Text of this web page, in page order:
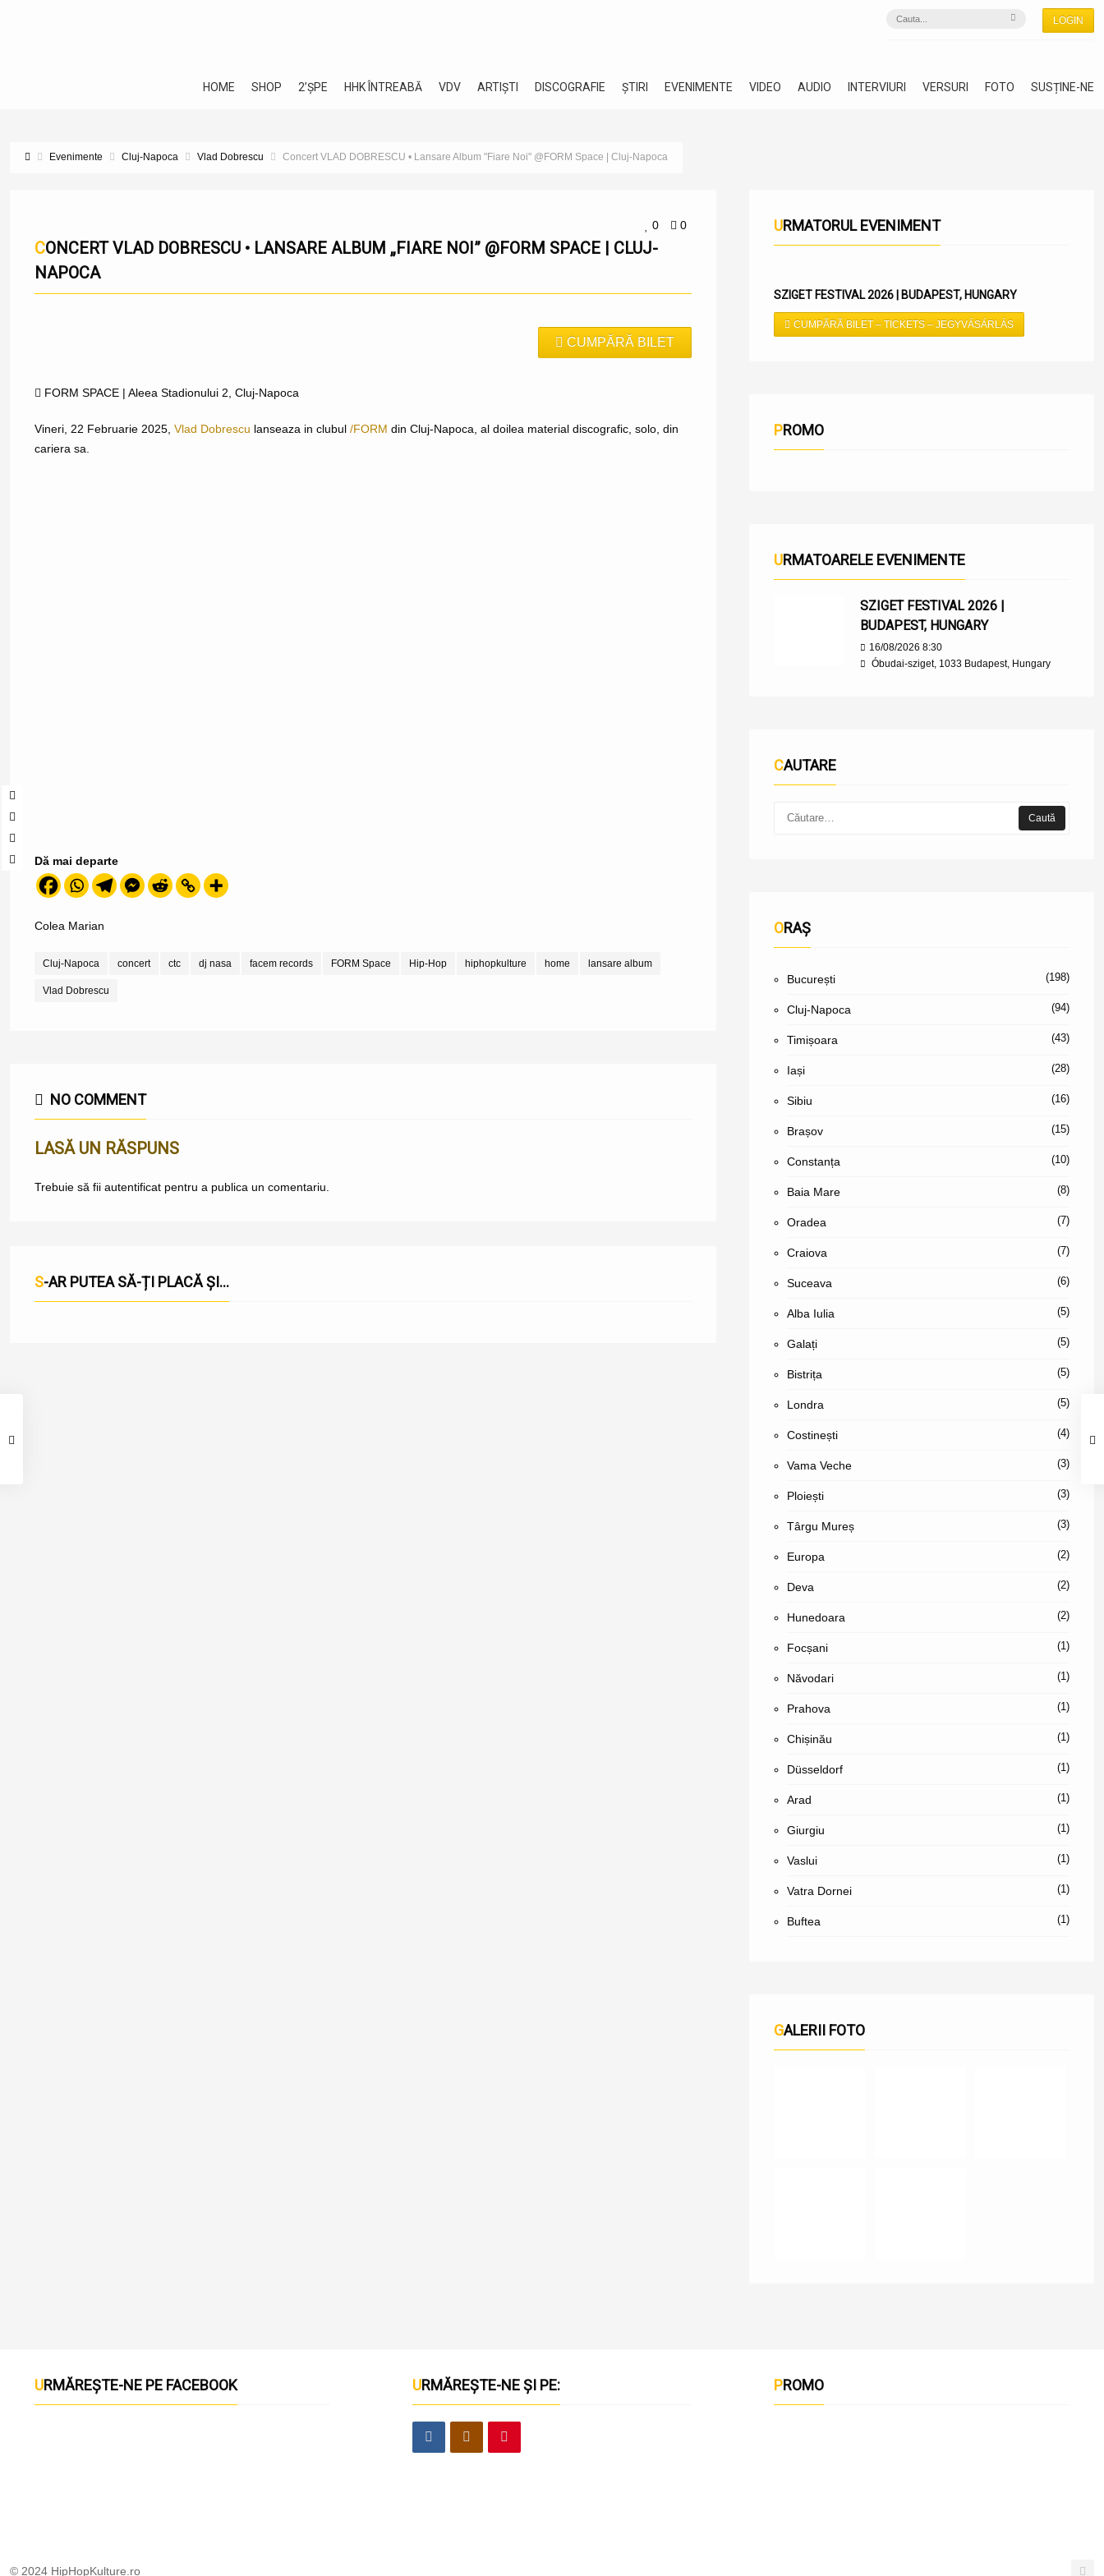
LOGIN
HOME SHOP 2’ȘPE HHK ÎNTREABĂ VDV ARTIȘTI DISCOGRAFIE ȘTIRI EVENIMENTE VIDEO AUDIO INTERVIURI VERSURI FOTO SUSȚINE-NE
Evenimente Cluj-Napoca Vlad Dobrescu Concert VLAD DOBRESCU • Lansare Album "Fiare Noi" @FORM Space | Cluj-Napoca
0 0
CONCERT VLAD DOBRESCU • LANSARE ALBUM „FIARE NOI” @FORM SPACE | CLUJ-
NAPOCA
CUMPĂRĂ BILET
FORM SPACE | Aleea Stadionului 2, Cluj-Napoca
Vineri, 22 Februarie 2025, Vlad Dobrescu lanseaza in clubul /FORM din Cluj-Napoca, al doilea material discografic, solo, din
cariera sa.
Dă mai departe
Colea Marian
Cluj-Napoca concert ctc dj nasa facem records FORM Space Hip-Hop hiphopkulture home lansare album
Vlad Dobrescu
NO COMMENT
LASĂ UN RĂSPUNS
Trebuie să fii autentificat pentru a publica un comentariu.
S-AR PUTEA SĂ-ȚI PLACĂ ȘI...
URMATORUL EVENIMENT
SZIGET FESTIVAL 2026 | BUDAPEST, HUNGARY
CUMPĂRĂ BILET – TICKETS – JEGYVÁSÁRLÁS
PROMO
URMATOARELE EVENIMENTE
SZIGET FESTIVAL 2026 |
BUDAPEST, HUNGARY
16/08/2026 8:30
Óbudai-sziget, 1033 Budapest, Hungary
CAUTARE
ORAȘ
București (198)
Cluj-Napoca (94)
Timișoara (43)
Iași (28)
Sibiu (16)
Brașov (15)
Constanța (10)
Baia Mare (8)
Oradea (7)
Craiova (7)
Suceava (6)
Alba Iulia (5)
Galați (5)
Bistrița (5)
Londra (5)
Costinești (4)
Vama Veche (3)
Ploiești (3)
Târgu Mureș (3)
Europa (2)
Deva (2)
Hunedoara (2)
Focșani (1)
Năvodari (1)
Prahova (1)
Chișinău (1)
Düsseldorf (1)
Arad (1)
Giurgiu (1)
Vaslui (1)
Vatra Dornei (1)
Buftea (1)
GALERII FOTO
URMĂREȘTE-NE PE FACEBOOK URMĂREȘTE-NE ȘI PE: PROMO
© 2024 HipHopKulture.ro